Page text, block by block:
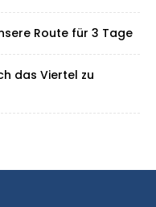
Route für 3 Tage
das Viertel zu